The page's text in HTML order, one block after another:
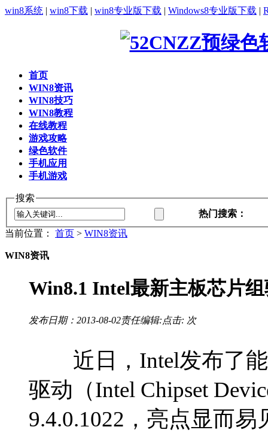
win8系统 | win8下载 | win8专业版下载 | Windows8专业版下载 |
首页
WIN8资讯
WIN8技巧
WIN8教程
在线教程
游戏攻略
绿色软件
手机应用
手机游戏
搜索
热门搜索：
当前位置： 首页 > WIN8资讯
WIN8资讯
Win8.1 Intel最新主板芯片
发布日期：2013-08-02责任编辑:点击: 次
近日，Intel发布了能
驱动（Intel Chipset
9.4.0.1022，亮点显而